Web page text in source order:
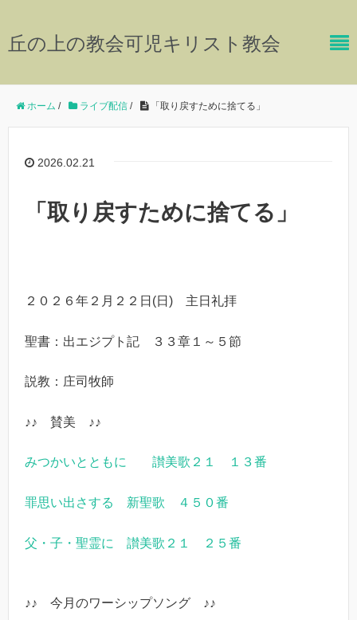
丘の上の教会可児キリスト教会
ホーム / ライブ配信 / 「取り戻すために捨てる」
2026.02.21
「取り戻すために捨てる」
２０２６年２月２２日(日) 主日礼拝
聖書：出エジプト記 ３３章１～５節
説教：庄司牧師
♪♪ 賛美 ♪♪
みつかいとともに 讃美歌２１ １３番
罪思い出さする 新聖歌 ４５０番
父・子・聖霊に 讃美歌２１ ２５番
♪♪ 今月のワーシップソング ♪♪